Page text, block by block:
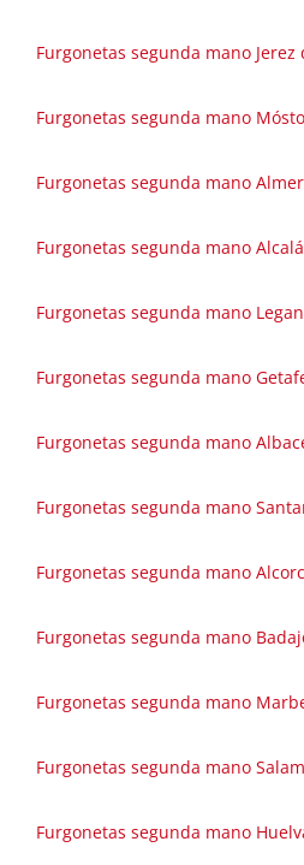
Furgonetas segunda mano Jerez
Furgonetas segunda mano
Furgonetas segunda mano
Furgonetas segunda mano
Furgonetas segunda mano
Furgonetas segunda mano
Furgonetas segunda mano
Furgonetas segunda mano
Furgonetas segunda mano
Furgonetas segunda mano
Furgonetas segunda mano
Furgonetas segunda mano
Furgonetas segunda mano